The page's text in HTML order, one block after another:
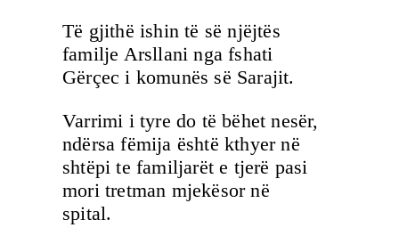
Të gjithë ishin të së njëjtës
familje Arsllani nga fshati
Gërçec i komunës së Sarajit.
Varrimi i tyre do të bëhet nesër,
ndërsa fëmija është kthyer në
shtëpi te familjarët e tjerë pasi
mori tretman mjekësor në
spital.